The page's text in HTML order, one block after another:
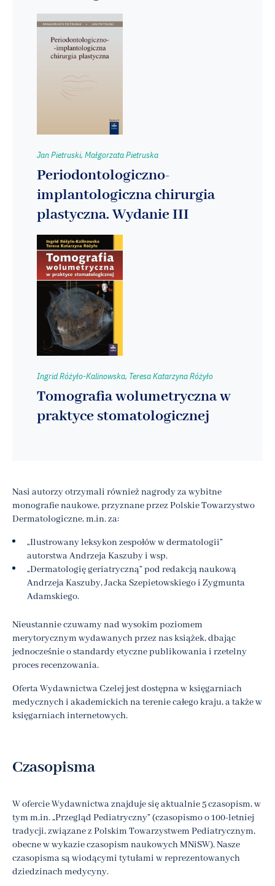
Jan Pietruski, Małgorzata Pietruska
Periodontologiczno-
implantologiczna chirurgia
plastyczna. Wydanie III
Ingrid Różyło-Kalinowska, Teresa Katarzyna Różyło
Tomografia wolumetryczna w
praktyce stomatologicznej
Nasi autorzy otrzymali również nagrody za wybitne
monografie naukowe, przyznane przez Polskie Towarzystwo
Dermatologiczne, m.in. za:
„Ilustrowany leksykon zespołów w dermatologii”
autorstwa Andrzeja Kaszuby i wsp.
„Dermatologię geriatryczną” pod redakcją naukową
Andrzeja Kaszuby, Jacka Szepietowskiego i Zygmunta
Adamskiego.
Nieustannie czuwamy nad wysokim poziomem
merytorycznym wydawanych przez nas książek, dbając
jednocześnie o standardy etyczne publikowania i rzetelny
proces recenzowania.
Oferta Wydawnictwa Czelej jest dostępna w księgarniach
medycznych i akademickich na terenie całego kraju, a także w
księgarniach internetowych.
Czasopisma
W ofercie Wydawnictwa znajduje się aktualnie 5 czasopism, w
tym m.in. „Przegląd Pediatryczny” (czasopismo o 100-letniej
tradycji, związane z Polskim Towarzystwem Pediatrycznym,
obecne w wykazie czasopism naukowych MNiSW). Nasze
czasopisma są wiodącymi tytułami w reprezentowanych
dziedzinach medycyny.